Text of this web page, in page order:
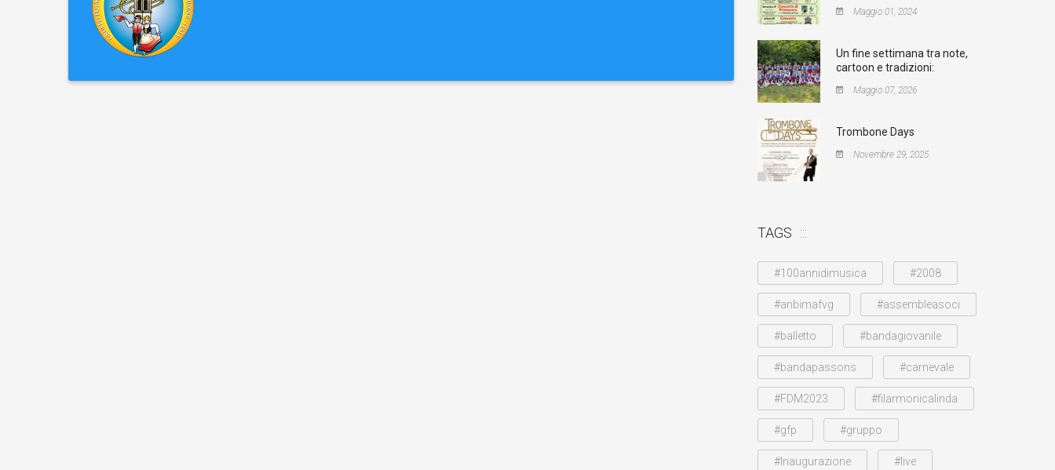
Maggio 01, 2024
Un fine settimana tra note,
cartoon e tradizioni:
Maggio 07, 2026
Trombone Days
Novembre 29, 2025
TAGS
#100annidimusica #2008
#anbimafvg #assembleasoci
#balletto #bandagiovanile
#bandapassons #carnevale
#FDM2023 #filarmonicalinda
#gfp #gruppo
#Inaugurazione #live